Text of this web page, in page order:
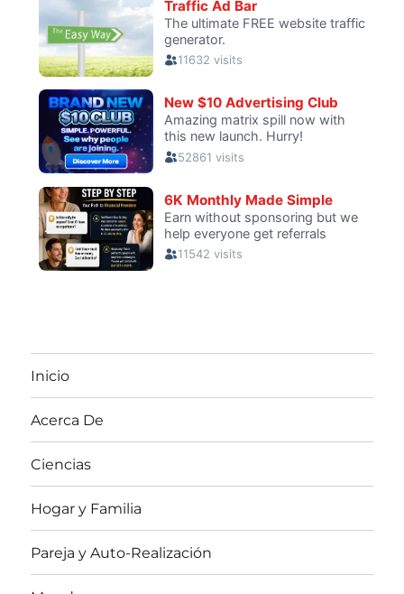
Inicio
Acerca De
Ciencias
Hogar y Familia
Pareja y Auto-Realización